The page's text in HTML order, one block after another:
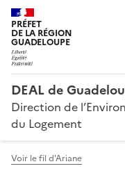
PRÉFET
DE LA RÉGION
GUADELOUPE
DEAL de
Direction de
du Logement
Voir le fil d'Ariane